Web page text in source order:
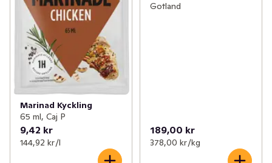
Marinad Kyckling
65 ml, Caj P
9,42 kr
144,92 kr /l
Gotland
189,00 kr
378,00 kr /kg